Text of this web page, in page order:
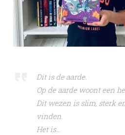
Dit is de aarde.
Op de aarde woont een
Dit wezen is slim, sterk
vinden.
Het is…